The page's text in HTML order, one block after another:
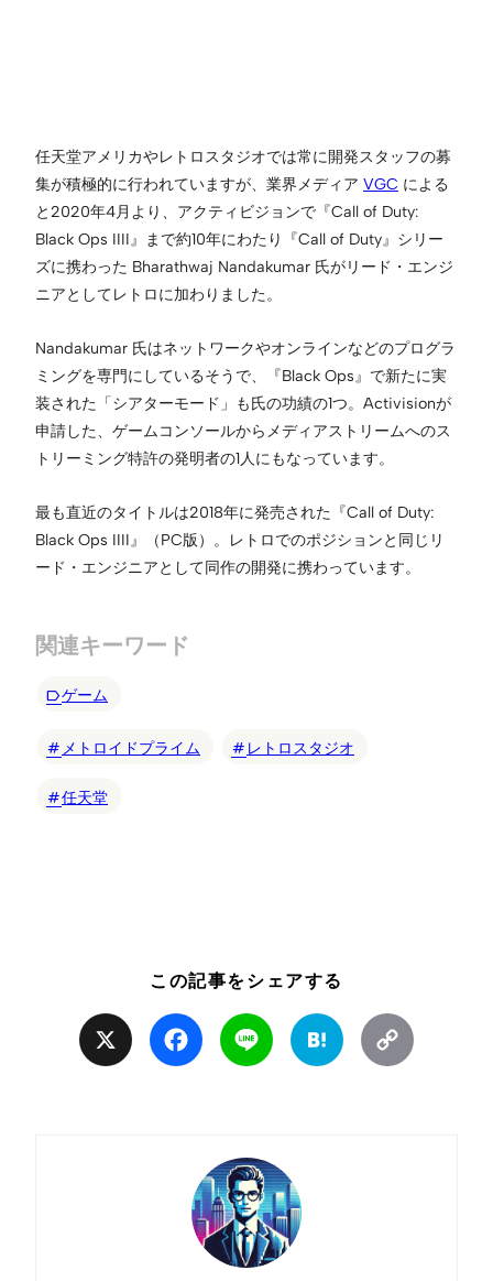
任天堂アメリカやレトロスタジオでは常に開発スタッフの募
集が積極的に行われていますが、業界メディア VGC による
と2020年4月より、アクティビジョンで『Call of Duty:
Black Ops IIII』まで約10年にわたり『Call of Duty』シリー
ズに携わった Bharathwaj Nandakumar 氏がリード・エンジ
ニアとしてレトロに加わりました。
Nandakumar 氏はネットワークやオンラインなどのプログラ
ミングを専門にしているそうで、『Black Ops』で新たに実
装された「シアターモード」も氏の功績の1つ。Activisionが
申請した、ゲームコンソールからメディアストリームへのス
トリーミング特許の発明者の1人にもなっています。
最も直近のタイトルは2018年に発売された『Call of Duty:
Black Ops IIII』（PC版）。レトロでのポジションと同じリ
ード・エンジニアとして同作の開発に携わっています。
関連キーワード
ゲーム
メトロイドプライム レトロスタジオ
任天堂
この記事をシェアする
Facebook Line Hatena